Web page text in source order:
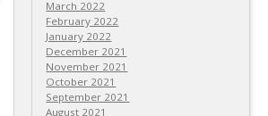
March 2022
February 2022
January 2022
December 2021
November 2021
October 2021
September 2021
August 2021